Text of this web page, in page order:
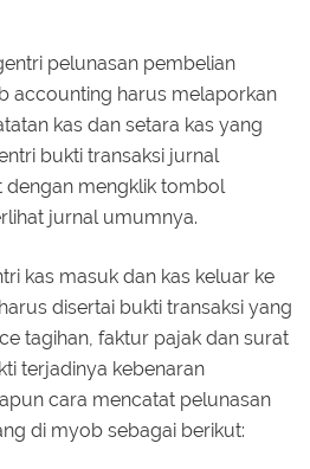
pelunasan pembelian
accounting harus melaporkan
kas dan setara kas yang
bukti transaksi jurnal
dengan mengklik tombol
jurnal umumnya.
kas masuk dan kas keluar ke
disertai bukti transaksi yang
tagihan, faktur pajak dan surat
terjadinya kebenaran
cara mencatat pelunasan
di myob sebagai berikut: